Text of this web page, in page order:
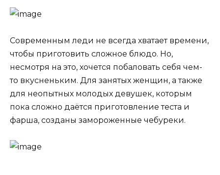
Современным леди не всегда хватает времени,
чтобы приготовить сложное блюдо. Но,
несмотря на это, хочется побаловать себя чем-
то вкусненьким. Для занятых женщин, а также
для неопытных молодых девушек, которым
пока сложно даётся приготовление теста и
фарша, созданы замороженные чебуреки.